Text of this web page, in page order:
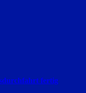
fertig